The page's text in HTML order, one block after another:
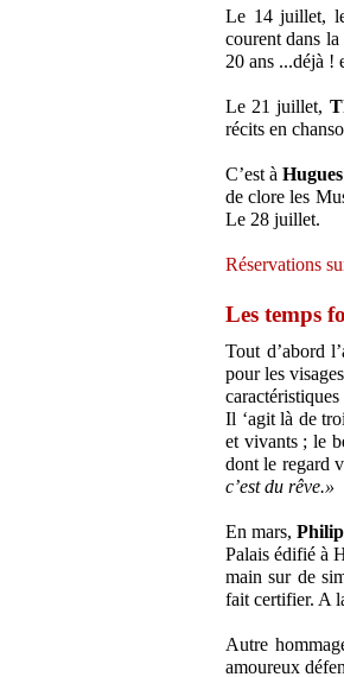
Le 14 juillet,
courent dans
20 ans ...déjà !
Le 21 juillet,
récits en
C’est à
de clore les
Le 28 juillet.
Réservations
Les temps
Tout d’abord
pour les
Il ‘agit là de
et vivants ; le
dont le regard
c’est du rêve.»
En mars,
Palais édifié à
main sur de
fait certifier. A
Autre
amoureux